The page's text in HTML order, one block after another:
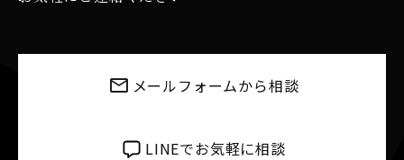
メールフォームから相談
LINEでお気軽に相談